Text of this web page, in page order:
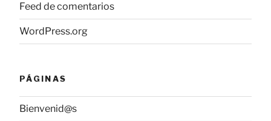
Feed de comentarios
WordPress.org
PÁGINAS
Bienvenid@s